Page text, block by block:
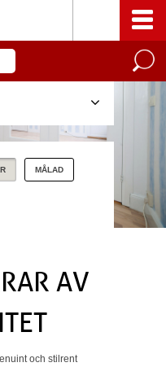
MÅLAD
AV
och stilrent